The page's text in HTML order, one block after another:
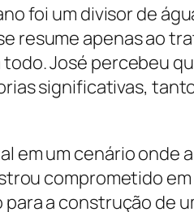
foi um divisor de
resume apenas ao
José percebeu
significativas,
em um cenário onde
comprometido
a construção de